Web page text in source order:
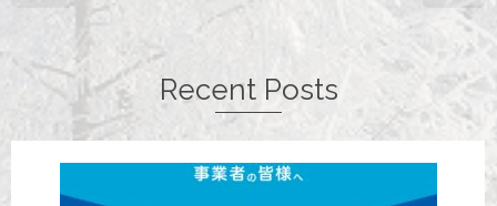
Recent Posts